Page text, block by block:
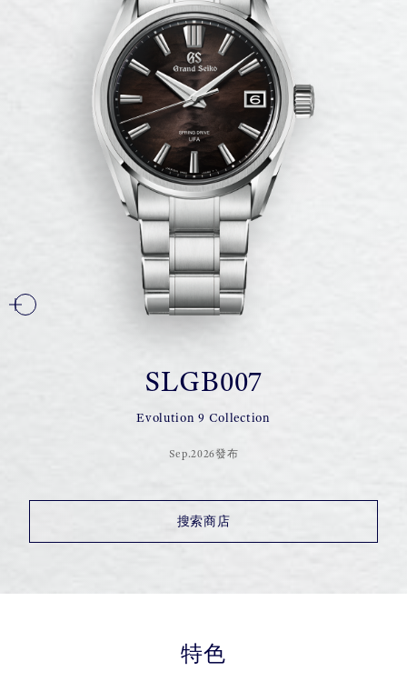
SLGB007
Evolution 9 Collection
Sep.2026發布
搜索商店
特色